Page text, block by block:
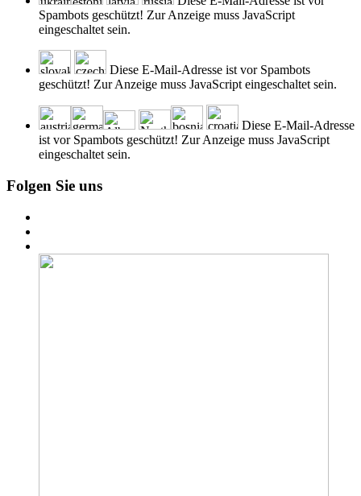
Spambots geschützt! Zur Anzeige muss JavaScript
eingeschaltet sein.
Diese E-Mail-Adresse ist vor Spambots
geschützt! Zur Anzeige muss JavaScript eingeschaltet sein.
Diese E-Mail-Adresse
ist vor Spambots geschützt! Zur Anzeige muss JavaScript
eingeschaltet sein.
Folgen Sie uns